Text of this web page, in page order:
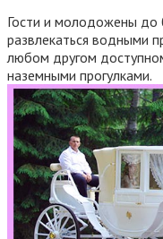
Гости и молодожены до
развлекаться водными
любом другом
наземными прогулками.